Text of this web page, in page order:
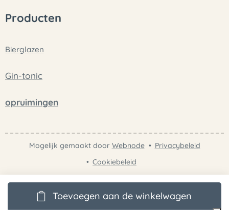
Toevoegen aan de winkelwagen
Producten
Bierglazen
Gin-tonic
opruimingen
Mogelijk gemaakt door Webnode
Privacybeleid
Cookiebeleid